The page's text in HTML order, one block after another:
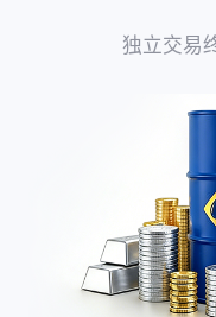
独立交易